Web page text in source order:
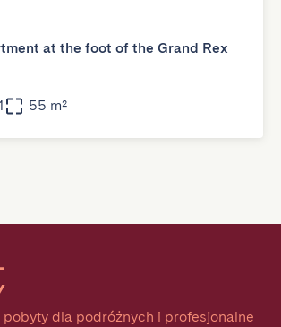
at the foot of the Grand Rex
1 55 m²
pobyty dla podróżnych i profesjonalne